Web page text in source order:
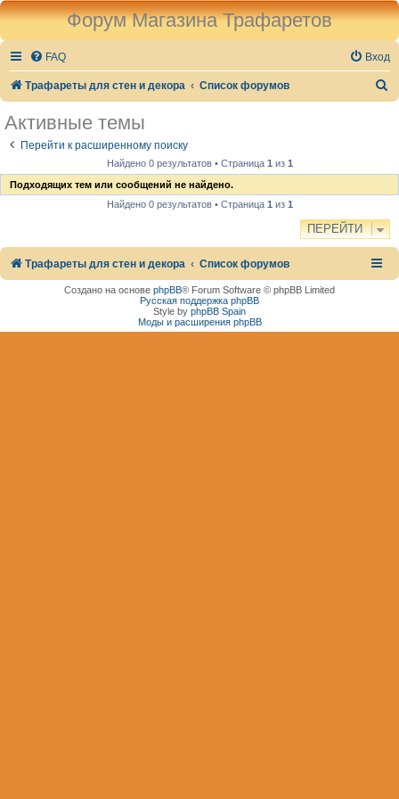
Форум Магазина Трафаретов
FAQ Вход
Трафареты для стен и декора Список форумов
к
Активные темы
Перейти к расширенному поиску
Найдено 0 результатов • Страница 1из 1
Подходящих тем или сообщений не найдено.
Найдено 0 результатов • Страница 1из 1
ПЕРЕЙТИ
Трафареты для стен и декора Список форумов
Создано на основе phpBB® Forum Software © phpBB Limited
Русская поддержка phpBB
Style by phpBB Spain
Моды и расширения phpBB